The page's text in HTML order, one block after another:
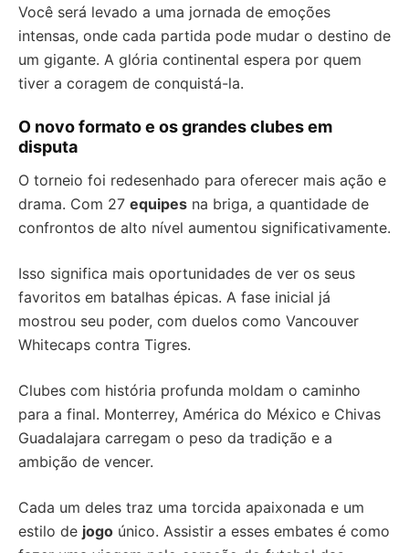
Você será levado a uma jornada de emoções
intensas, onde cada partida pode mudar o destino de
um gigante. A glória continental espera por quem
tiver a coragem de conquistá-la.
O novo formato e os grandes clubes em
disputa
O torneio foi redesenhado para oferecer mais ação e
drama. Com 27 equipes na briga, a quantidade de
confrontos de alto nível aumentou significativamente.
Isso significa mais oportunidades de ver os seus
favoritos em batalhas épicas. A fase inicial já
mostrou seu poder, com duelos como Vancouver
Whitecaps contra Tigres.
Clubes com história profunda moldam o caminho
para a final. Monterrey, América do México e Chivas
Guadalajara carregam o peso da tradição e a
ambição de vencer.
Cada um deles traz uma torcida apaixonada e um
estilo de jogo único. Assistir a esses embates é como